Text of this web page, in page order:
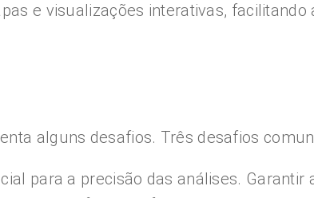
e visualizações interativas,
alguns desafios. Três desafios
para a precisão das análises.